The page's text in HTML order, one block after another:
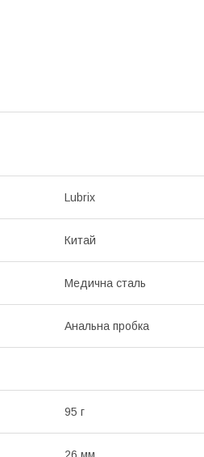
Lubrix
Китай
Медична сталь
Анальна пробка
95 г